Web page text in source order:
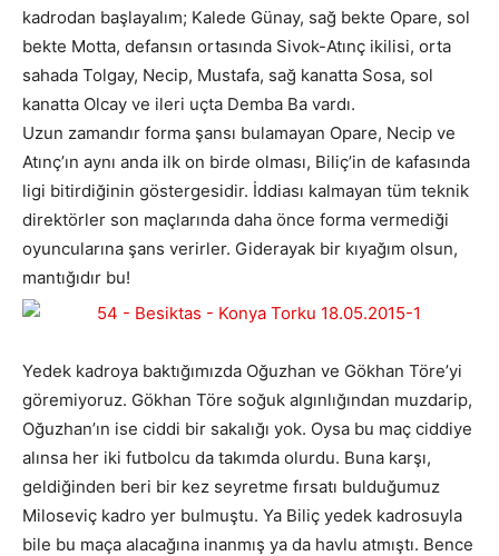
kadrodan başlayalım; Kalede Günay, sağ bekte Opare, sol
bekte Motta, defansın ortasında Sivok-Atınç ikilisi, orta
sahada Tolgay, Necip, Mustafa, sağ kanatta Sosa, sol
kanatta Olcay ve ileri uçta Demba Ba vardı.
Uzun zamandır forma şansı bulamayan Opare, Necip ve
Atınç’ın aynı anda ilk on birde olması, Biliç’in de kafasında
ligi bitirdiğinin göstergesidir. İddiası kalmayan tüm teknik
direktörler son maçlarında daha önce forma vermediği
oyuncularına şans verirler. Giderayak bir kıyağım olsun,
mantığıdır bu!
Yedek kadroya baktığımızda Oğuzhan ve Gökhan Töre’yi
göremiyoruz. Gökhan Töre soğuk algınlığından muzdarip,
Oğuzhan’ın ise ciddi bir sakalığı yok. Oysa bu maç ciddiye
alınsa her iki futbolcu da takımda olurdu. Buna karşı,
geldiğinden beri bir kez seyretme fırsatı bulduğumuz
Miloseviç kadro yer bulmuştu. Ya Biliç yedek kadrosuyla
bile bu maça alacağına inanmış ya da havlu atmıştı. Bence